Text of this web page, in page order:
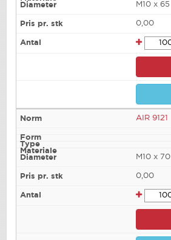
M10 x 65
0,00
AIR 9121
M10 x 70
0,00